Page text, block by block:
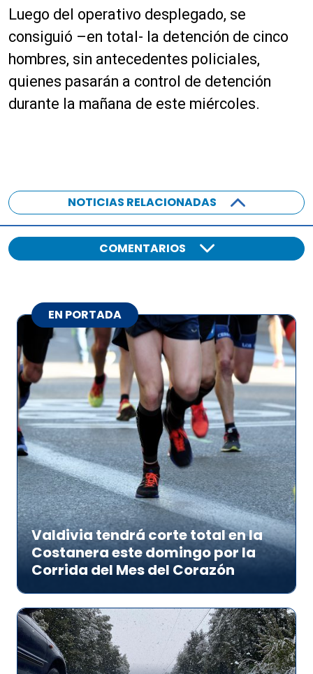
Luego del operativo desplegado, se
consiguió –en total- la detención de cinco
hombres, sin antecedentes policiales,
quienes pasarán a control de detención
durante la mañana de este miércoles.
NOTICIAS RELACIONADAS
COMENTARIOS
EN PORTADA
Valdivia tendrá corte total en la
Costanera este domingo por la
Corrida del Mes del Corazón